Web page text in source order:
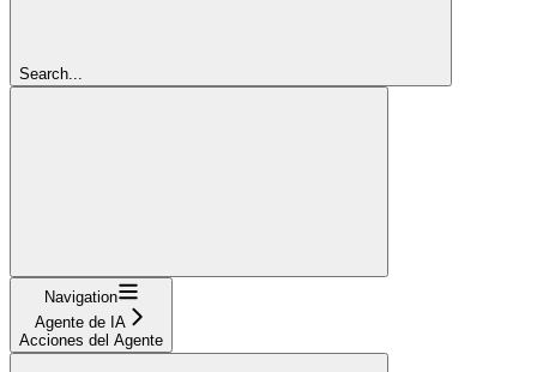
Search...
Navigation
Agente de IA
Acciones del Agente